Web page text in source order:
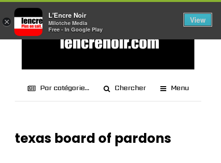
Par catégorie... Chercher Menu
texas board of pardons
×
L'Encre Noir
Milotche Media
Free - In Google Play
View